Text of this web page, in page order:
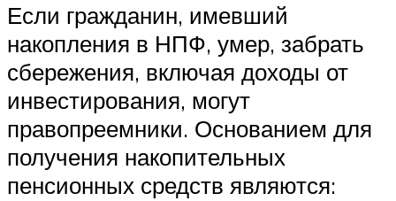
Если гражданин, имевший
накопления в НПФ, умер, забрать
сбережения, включая доходы от
инвестирования, могут
правопреемники. Основанием для
получения накопительных
пенсионных средств являются: